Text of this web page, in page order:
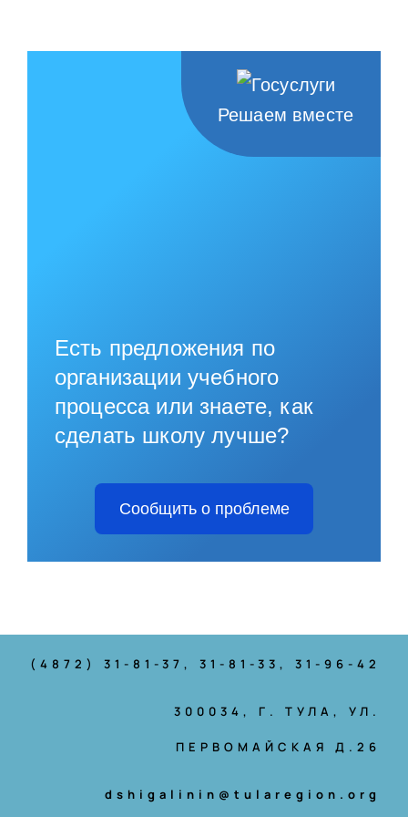
О ПРИЕМЕ
ОБУЧАЮЩИМСЯ
СВЕДЕНИЯ ОБ ОО
КОНТАКТЫ
Решаем вместе
Есть предложения по
организации учебного
процесса или знаете, как
сделать школу лучше?
Сообщить о проблеме
(4872) 31-81-37, 31-81-33, 31-96-42
300034, Г. ТУЛА, УЛ.
ПЕРВОМАЙСКАЯ Д.26
dshigalinin@tularegion.org